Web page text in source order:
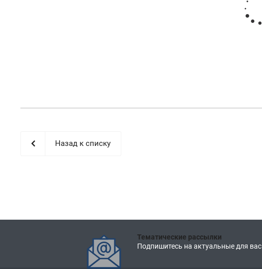
Назад к списку
Тематические рассылки
Подпишитесь на актуальные для вас